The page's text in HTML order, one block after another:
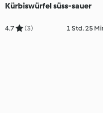
Kürbiswürfel süss-sauer
4.7 (3) 1 Std. 25